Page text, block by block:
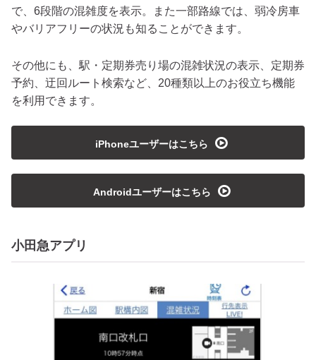
で、6段階の混雑度を表示。また一部路線では、弱冷房車
やバリアフリーの状況も知ることができます。
その他にも、駅・定期券売り場の混雑状況の表示、定期券
予約、迂回ルート検索など、20種類以上のお役立ち機能
を利用できます。
iPhoneユーザーはこちら playmedia
Androidユーザーはこちら playmedia
小田急アプリ